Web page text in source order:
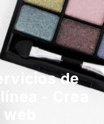
de
- Crea